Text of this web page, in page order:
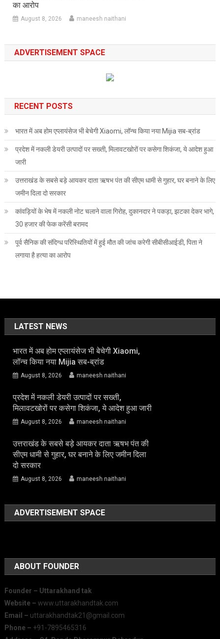
का आरोप
August 8, 2026 maneesh naithani
ADVERTISEMENT SPACE
RECENT POSTS
भारत में अब होम एप्लायंसेज भी बेचेगी Xiaomi, लॉन्च किया नया Mijia सब-ब्रांड
प्रदेश में नकली डेयरी उत्पादों पर सख्ती, मिलावटखोरों पर कसेगा शिकंजा, ये आदेश हुआ
जारी
उत्तराखंड के सबसे बड़े आयकर दाता ऋषभ पंत की सीएम धामी से गुहार, घर बनाने के लिए
जमीन दिला दो सरकार
कांवड़ियों के भेष में नकली नोट चलाने वाला गिरोह, दुकानदार ने पकड़ा, झटका देकर भागे,
30 हजार की फेक करेंसी बरामद
पूर्व सैनिक की संदिग्ध परिस्थितियों में हुई मौत की जांच करेगी सीबीसीआईडी, पिता ने
लगाया है हत्या का आरोप
LATEST NEWS
भारत में अब होम एप्लायंसेज भी बेचेगी Xiaomi,
लॉन्च किया नया Mijia सब-ब्रांड
August 8, 2026 maneesh naithani
प्रदेश में नकली डेयरी उत्पादों पर सख्ती,
मिलावटखोरों पर कसेगा शिकंजा, ये आदेश हुआ जारी
August 8, 2026 maneesh naithani
उत्तराखंड के सबसे बड़े आयकर दाता ऋषभ पंत की
सीएम धामी से गुहार, घर बनाने के लिए जमीन दिला
दो सरकार
August 8, 2026 maneesh naithani
ADVERTISEMENT SPACE
ABOUT FOUNDER
Founder – Uttarakhand tak
Website – www.uttarakhandtak.com
Email – uttarakhandtak21@gmail.com
Phone – +91-7895465316